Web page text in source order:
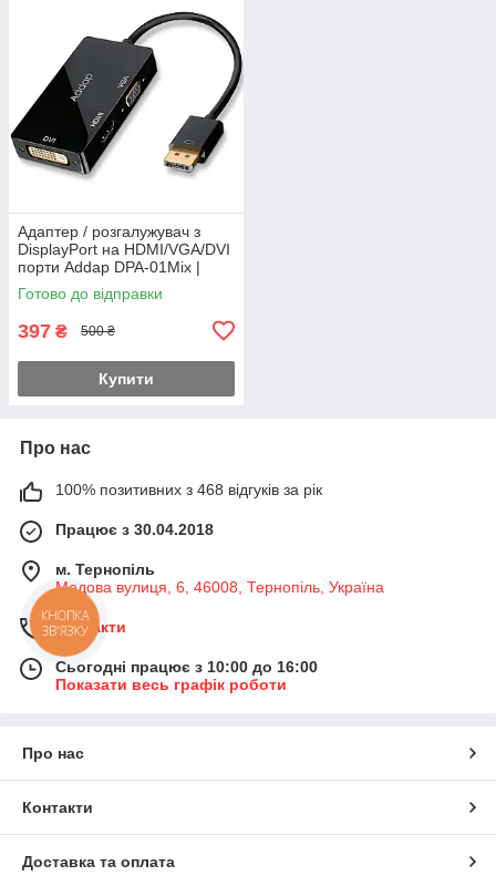
Адаптер / розгалужувач з
DisplayPort на HDMI/VGA/DVI
порти Addap DPA-01Mix |
Перехідник 3в1 для передачі
відеосигналу, FullHD
Готово до відправки
397 ₴ 500 ₴
Купити
Про нас
100% позитивних з 468 відгуків за рік
Працює з 30.04.2018
м. Тернопіль
Медова вулиця, 6, 46008, Тернопіль, Україна
Контакти
Сьогодні працює з 10:00 до 16:00
Показати весь графік роботи
Про нас
Контакти
Доставка та оплата
КНОПКА
ЗВ'ЯЗКУ